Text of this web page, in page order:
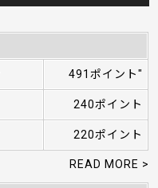
491ポイント"
240ポイント
220ポイント
READ MORE >